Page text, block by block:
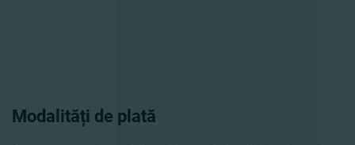
Modalități de plată